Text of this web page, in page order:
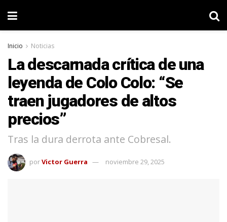
Inicio Noticias
La descarnada crítica de una
leyenda de Colo Colo: “Se
traen jugadores de altos
precios”
Tras la dura derrota ante Cobresal.
porVictor Guerra noviembre 29, 2025